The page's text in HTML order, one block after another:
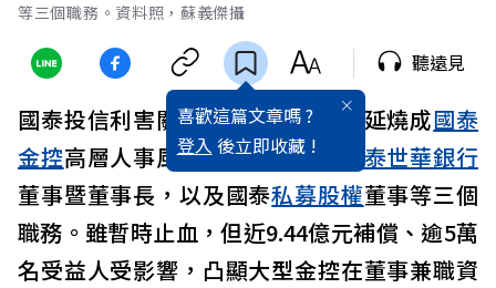
等三個職務。資料照，蘇義傑攝
喜歡這篇文章嗎 ?
登入 後立即收藏 !
聽遠見
國泰投信利害關係人違規投資 案，延燒成國泰
金控高層人事風暴。郭明鑑請辭
國泰世華銀行
董事暨董事長，以及國泰私募股權董事等三個
職務。雖暫時止血，但近9.44億元補償、逾5萬
名受益人受影響，凸顯大型金控在董事兼職資